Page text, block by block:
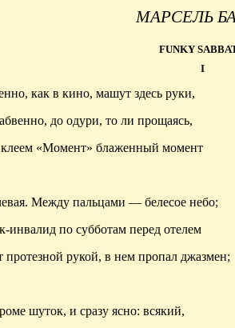
МАРСЕЛЬ
FUNKY
I
как в кино, машут здесь руки,
до одури, то ли прощаясь,
«Момент» блаженный момент
Между пальцами — белесое небо;
инвалид по субботам перед отелем
протезной рукой, в нем пропал джазмен;
шуток, и сразу ясно: всякий,